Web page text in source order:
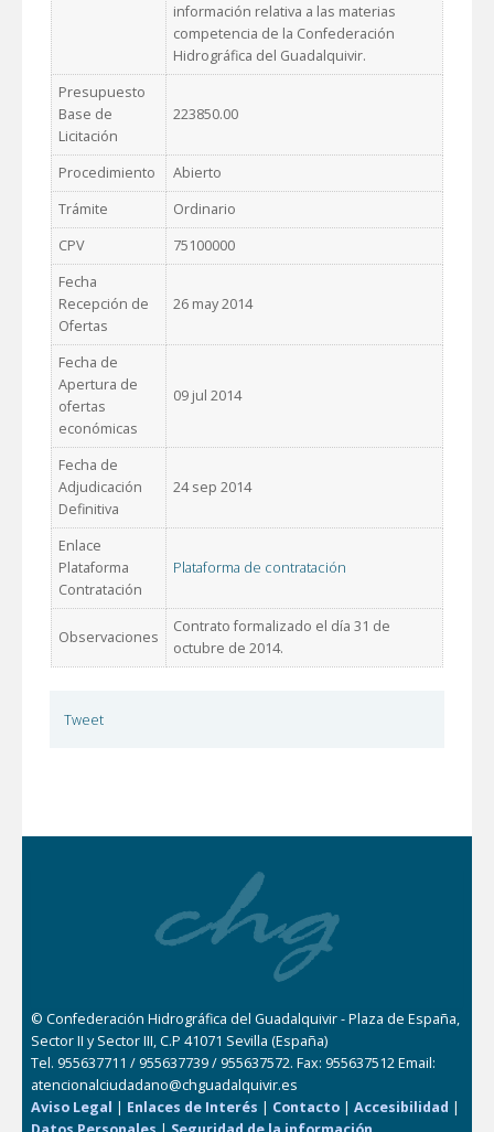
información relativa a las materias
competencia de la Confederación
Hidrográfica del Guadalquivir.
Presupuesto
Base de
Licitación
223850.00
Procedimiento
Abierto
Trámite
Ordinario
CPV
75100000
Fecha
Recepción de
Ofertas
26 may 2014
Fecha de
Apertura de
ofertas
económicas
09 jul 2014
Fecha de
Adjudicación
Definitiva
24 sep 2014
Enlace
Plataforma
Contratación
Plataforma de contratación
Observaciones
Contrato formalizado el día 31 de
octubre de 2014.
Tweet
© Confederación Hidrográfica del Guadalquivir - Plaza de España,
Sector II y Sector III, C.P 41071 Sevilla (España)
Tel. 955637711 / 955637739 / 955637572. Fax: 955637512 Email:
atencionalciudadano@chguadalquivir.es
Aviso Legal | Enlaces de Interés | Contacto |Accesibilidad |